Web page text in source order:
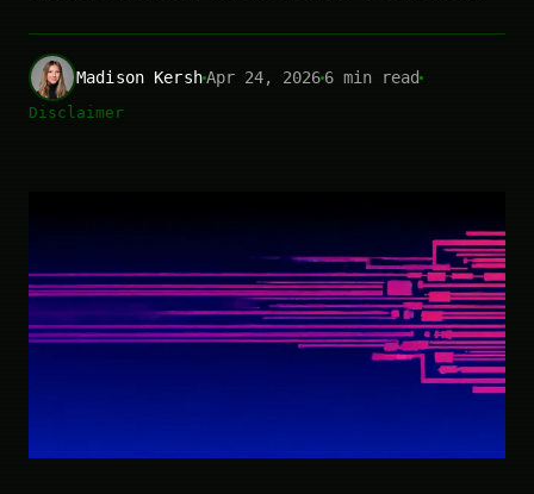
Madison KershApr 24, 20266 min read
Disclaimer